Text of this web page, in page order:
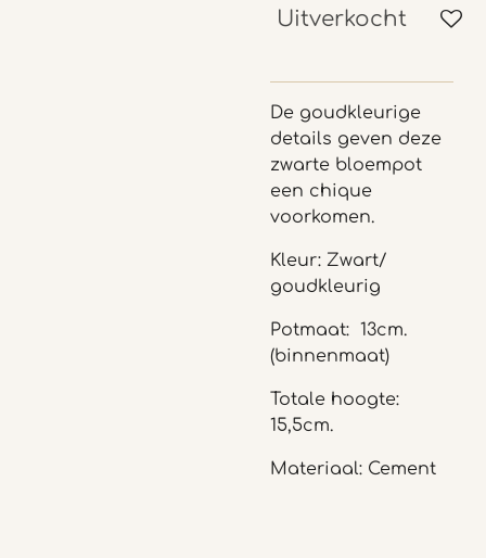
Uitverkocht
De goudkleurige
details geven deze
zwarte bloempot
een chique
voorkomen.
Kleur: Zwart/
goudkleurig
Potmaat: 13cm.
(binnenmaat)
Totale hoogte:
15,5cm.
Materiaal: Cement